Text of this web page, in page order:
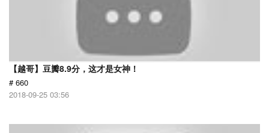
【越哥】豆瓣8.9分，这才是女神！
# 660
2018-09-25 03:56